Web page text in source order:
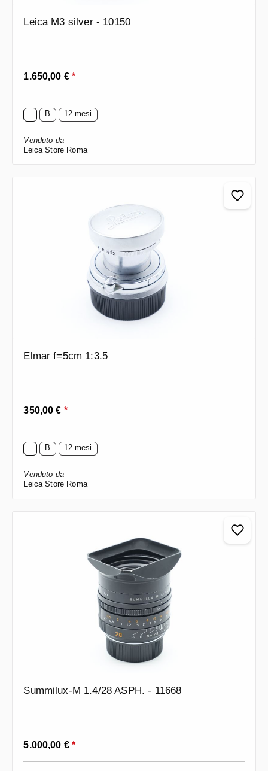
Leica M3 silver - 10150
Prezzo normale:
1.650,00 €*
B 12 mesi
Venduto da
Leica Store Roma
Elmar f=5cm 1:3.5
Prezzo normale:
350,00 € *
B 12 mesi
Venduto da
Leica Store Roma
Summilux-M 1.4/28 ASPH. - 11668
Prezzo normale:
5.000,00 €*